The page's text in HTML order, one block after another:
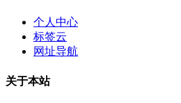
个人中心
标签云
网址导航
关于本站